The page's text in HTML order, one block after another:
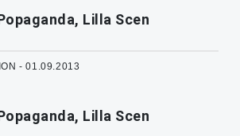
Lilla Scen
- 01.09.2013
Lilla Scen